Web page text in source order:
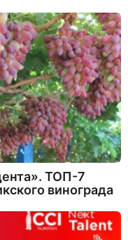
ТОП-7
винограда